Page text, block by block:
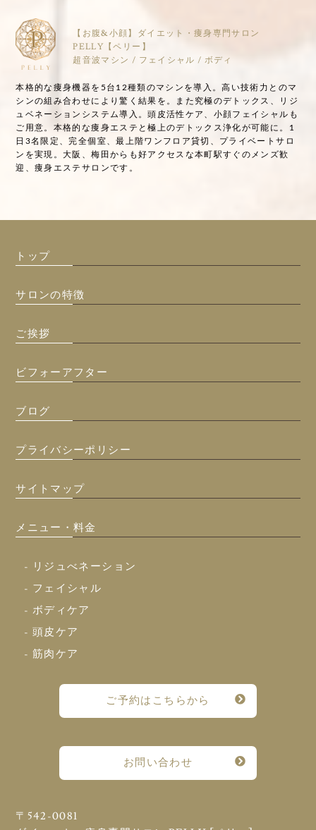
【お腹&小顔】ダイエット・痩身専門サロン
PELLY【ペリー】
超音波マシン / フェイシャル / ボディ
本格的な痩身機器を5台12種類のマシンを導入。高い技術力とのマ
シンの組み合わせにより驚く結果を。また究極のデトックス、リジ
ュベネーションシステム導入。頭皮活性ケア、小顔フェイシャルも
ご用意。本格的な痩身エステと極上のデトックス浄化が可能に。1
日3名限定、完全個室、最上階ワンフロア貸切、プライベートサロ
ンを実現。大阪、梅田からも好アクセスな本町駅すぐのメンズ歓
迎、痩身エステサロンです。
トップ
サロンの特徴
ご挨拶
ビフォーアフター
ブログ
プライバシーポリシー
サイトマップ
メニュー・料金
- リジュべネーション
- フェイシャル
- ボディケア
- 頭皮ケア
- 筋肉ケア
ご予約はこちらから
お問い合わせ
〒542-0081